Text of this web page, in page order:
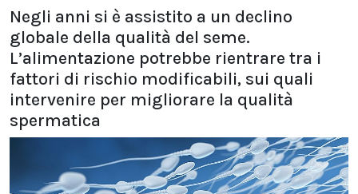
Negli anni si è assistito a un declino
globale della qualità del seme.
L’alimentazione potrebbe rientrare tra i
fattori di rischio modificabili, sui quali
intervenire per migliorare la qualità
spermatica